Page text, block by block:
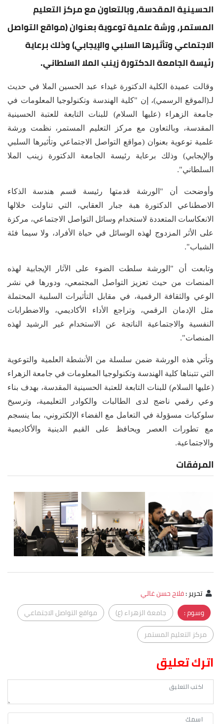
الحسينية المقدسة، وبالتعاون مع مركز التعليم
المستمر، ورشة علمية توعوية بعنوان (مواقع التواصل
الاجتماعي وتأثيرها السلبي والإيجابي) وذلك برعاية
رئيسة الجامعة الدكتورة زينب الملا السلطاني.
وقالت عميدة الكلية الدكتورة غيداء عبد الحسين الملا في حديث
لـ(الموقع الرسمي)، إن "كلية الهندسة وتكنولوجيا المعلومات في
جامعة الزهراء (عليها السلام) للبنات التابعة للعتبة الحسينية
المقدسة، وبالتعاون مع مركز التعليم المستمر، نظمت ورشة
علمية توعوية بعنوان (مواقع التواصل الاجتماعي وتأثيرها السلبي
والإيجابي) وذلك برعاية رئيسة الجامعة الدكتورة زينب الملا
السلطاني".
وأوضحت أن "الورشة قدمتها رئيسة قسم هندسة الذكاء
الاصطناعي الدكتورة هبة جبار العقابي، التي تناولت خلالها
الانعكاسات المتعددة لاستخدام وسائل التواصل الاجتماعي، مركزة
على الأثر المزدوج لهذه الوسائل في حياة الأفراد، ولا سيما فئة
الشباب".
وتابعت أن "الورشة سلطت الضوء على الآثار الإيجابية لهذه
المنصات من حيث تعزيز التواصل المجتمعي، ودورها في نشر
الوعي والثقافة الرقمية، في مقابل التأثيرات السلبية المحتملة
مثل الإدمان الرقمي، وتراجع الأداء الأكاديمي، والاضطرابات
النفسية والاجتماعية الناتجة عن الاستخدام غير الرشيد لهذه
المنصات".
وتأتي هذه الورشة ضمن سلسلة من الأنشطة العلمية والتوعوية
التي تتبناها كلية الهندسة وتكنولوجيا المعلومات في جامعة الزهراء
(عليها السلام) للبنات التابعة للعتبة الحسينية المقدسة، بهدف بناء
وعي رقمي ناضج لدى الطالبات والكوادر التعليمية، وترسيخ
سلوكيات مسؤولة في التعامل مع الفضاء الإلكتروني، بما ينسجم
مع تطورات العصر ويحافظ على القيم الدينية والأكاديمية
والاجتماعية.
المرفقات
تحرير:فلاح حسن غالي
وسوم :
جامعة الزهراء (ع)
مواقع التواصل الاجتماعي
مركز التعليم المستمر
اترك تعليق